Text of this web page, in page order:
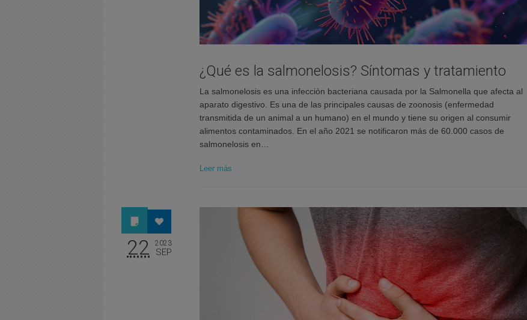
¿Qué es la salmonelosis? Síntomas y tratamiento
La salmonelosis es una infección bacteriana causada por la Salmonella que afecta al
aparato digestivo. Es una de las principales causas de zoonosis (enfermedad
transmitida de un animal a un humano) en el mundo y tiene su origen al consumir
alimentos contaminados. En el año 2021 se notificaron más de 60.000 casos de
salmonelosis en…
Leer más
22 2023
SEP